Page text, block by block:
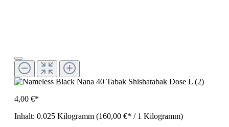
4,00 €*
Inhalt: 0.025 Kilogramm (160,00 €* / 1 Kilogramm)